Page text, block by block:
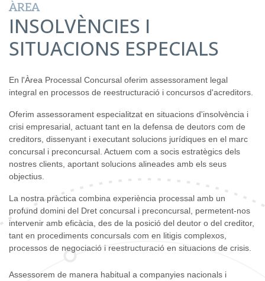
ÀREA
INSOLVÈNCIES I
SITUACIONS ESPECIALS
En l'Àrea Processal Concursal oferim assessorament legal
integral en processos de reestructuració i concursos d'acreditors.
Oferim assessorament especialitzat en situacions d'insolvència i
crisi empresarial, actuant tant en la defensa de deutors com de
creditors, dissenyant i executant solucions jurídiques en el marc
concursal i preconcursal. Actuem com a socis estratègics dels
nostres clients, aportant solucions alineades amb els seus
objectius.
La nostra pràctica combina experiència processal amb un
profund domini del Dret concursal i preconcursal, permetent-nos
intervenir amb eficàcia, des de la posició del deutor o del creditor,
tant en procediments concursals com en litigis complexos,
processos de negociació i reestructuració en situacions de crisis.
Assessorem de manera habitual a companyies nacionals i